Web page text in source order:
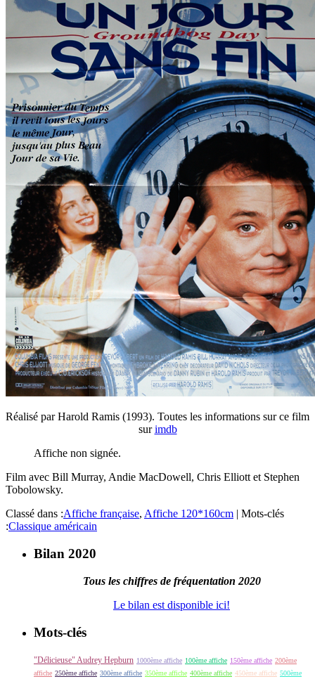
Réalisé par Harold Ramis (1993). Toutes les informations sur ce film
surimdb
Affiche non signée.
Film avec Bill Murray, Andie MacDowell, Chris Elliott et Stephen
Tobolowsky.
Classé dans :Affiche française, Affiche 120*160cm | Mots-clés
:Classique américain
Bilan 2020
Tous les chiffres de fréquentation 2020
Le bilan est disponible ici!
Mots-clés
"Délicieuse" Audrey Hepburn 1000ème affiche 100ème affiche 150ème affiche 200ème
affiche 250ème affiche 300ème affiche 350ème affiche 400ème affiche 450ème affiche 500ème